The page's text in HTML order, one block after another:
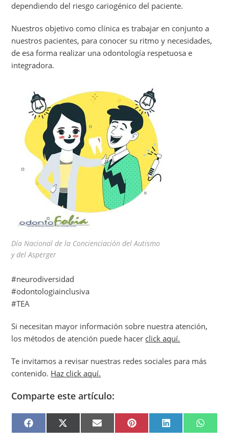
dependiendo del riesgo cariogénico del paciente.
Nuestros objetivo como clínica es trabajar en conjunto a
nuestros pacientes, para conocer su ritmo y necesidades,
de esa forma realizar una odontología respetuosa e
integradora.
Día Nacional de la Concienciación del Autismo
y del Asperger
#neurodiversidad
#odontologiainclusiva
#TEA
Si necesitan mayor información sobre nuestra atención,
los métodos de atención puede hacer click aquí.
Te invitamos a revisar nuestras redes sociales para más
contenido. Haz click aquí.
Comparte este artículo:
F
A
X
(
E
M
P
I
L
I
W
H